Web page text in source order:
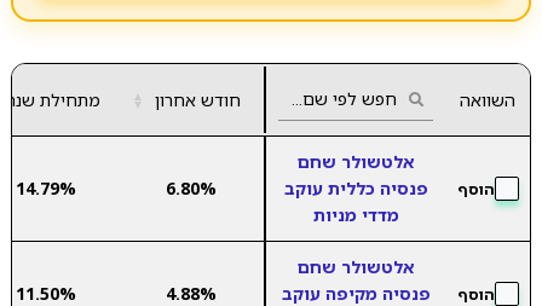
השוואה חודש אחרון ▲
▼ מתחילת שנה
הוסף
אלטשולר שחם
פנסיה כללית עוקב
מדדי מניות
6.80%
14.79%
הוסף
אלטשולר שחם
פנסיה מקיפה עוקב
4.88%
11.50%